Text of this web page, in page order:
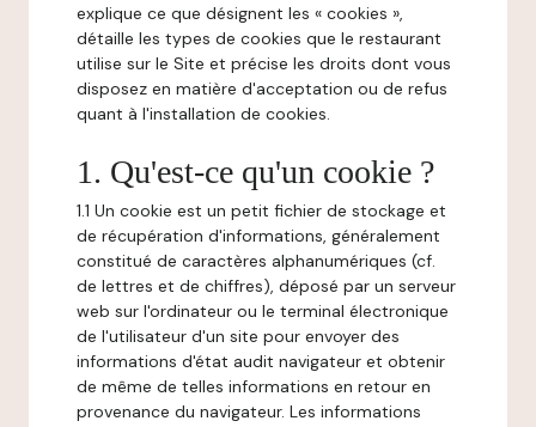
explique ce que désignent les « cookies »,
détaille les types de cookies que le restaurant
utilise sur le Site et précise les droits dont vous
disposez en matière d'acceptation ou de refus
quant à l'installation de cookies.
1. Qu'est-ce qu'un cookie ?
1.1 Un cookie est un petit fichier de stockage et
de récupération d'informations, généralement
constitué de caractères alphanumériques (cf.
de lettres et de chiffres), déposé par un serveur
web sur l'ordinateur ou le terminal électronique
de l'utilisateur d'un site pour envoyer des
informations d'état audit navigateur et obtenir
de même de telles informations en retour en
provenance du navigateur. Les informations